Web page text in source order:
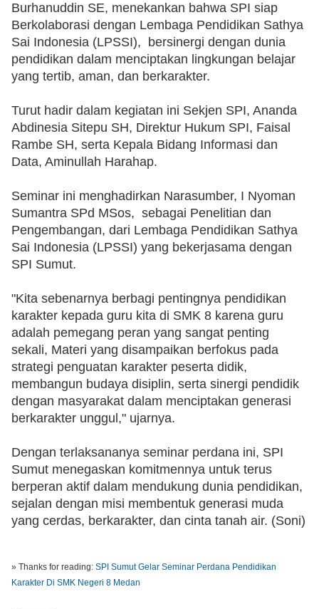
Burhanuddin SE, menekankan bahwa SPI siap
Berkolaborasi dengan Lembaga Pendidikan Sathya
Sai Indonesia (LPSSI),  bersinergi dengan dunia
pendidikan dalam menciptakan lingkungan belajar
yang tertib, aman, dan berkarakter.
‎Turut hadir dalam kegiatan ini Sekjen SPI, Ananda
Abdinesia Sitepu SH, Direktur Hukum SPI, Faisal
Rambe SH, serta Kepala Bidang Informasi dan
Data, Aminullah Harahap.
‎Seminar ini menghadirkan Narasumber, I Nyoman
Sumantra SPd MSos,  sebagai Penelitian dan
Pengembangan, dari Lembaga Pendidikan Sathya
Sai Indonesia (LPSSI) yang bekerjasama dengan
SPI Sumut.
‎"Kita sebenarnya berbagi pentingnya pendidikan
karakter kepada guru kita di SMK 8 karena guru
adalah pemegang peran yang sangat penting
sekali, Materi yang disampaikan berfokus pada
strategi penguatan karakter peserta didik,
membangun budaya disiplin, serta sinergi pendidik
dengan masyarakat dalam menciptakan generasi
berkarakter unggul," ujarnya.
‎Dengan terlaksananya seminar perdana ini, SPI
Sumut menegaskan komitmennya untuk terus
berperan aktif dalam mendukung dunia pendidikan,
sejalan dengan misi membentuk generasi muda
yang cerdas, berkarakter, dan cinta tanah air. (Soni)
» Thanks for reading: SPI Sumut Gelar Seminar Perdana Pendidikan
Karakter Di SMK Negeri 8 Medan